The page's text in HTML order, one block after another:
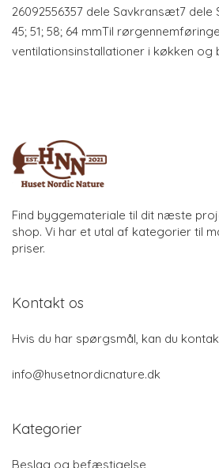
26092556357 dele Savkransæt7 dele
45; 51; 58; 64 mmTil
ventilationsinstallationer i køkken og
Find byggemateriale til dit næste
shop. Vi har et utal af kategorier til
priser.
Kontakt os
Hvis du har spørgsmål, kan du
info@husetnordicnature.dk
Kategorier
Beslag og befæstigelse